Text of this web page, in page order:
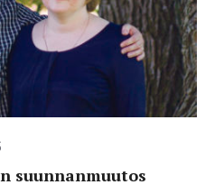
suunnanmuutos